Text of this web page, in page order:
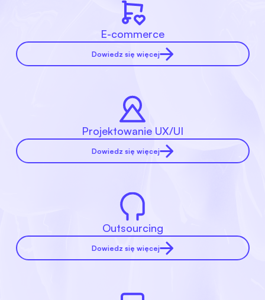
E-commerce
Dowiedz się więcej
Projektowanie UX/UI
Dowiedz się więcej
Outsourcing
Dowiedz się więcej